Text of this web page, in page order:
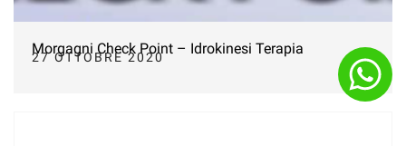
Morgagni Check Point – Idrokinesi Terapia
27 OTTOBRE 2020